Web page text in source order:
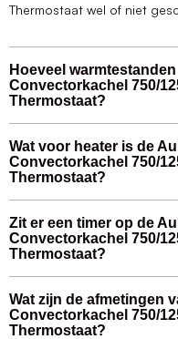
Thermostaat wel of niet
Hoeveel
Convectorkachel 750/
Thermostaat?
Wat voor heater is de
Convectorkachel 750/
Thermostaat?
Zit er een timer op de
Convectorkachel 750/
Thermostaat?
Wat zijn de afmetingen
Convectorkachel 750/
Thermostaat?